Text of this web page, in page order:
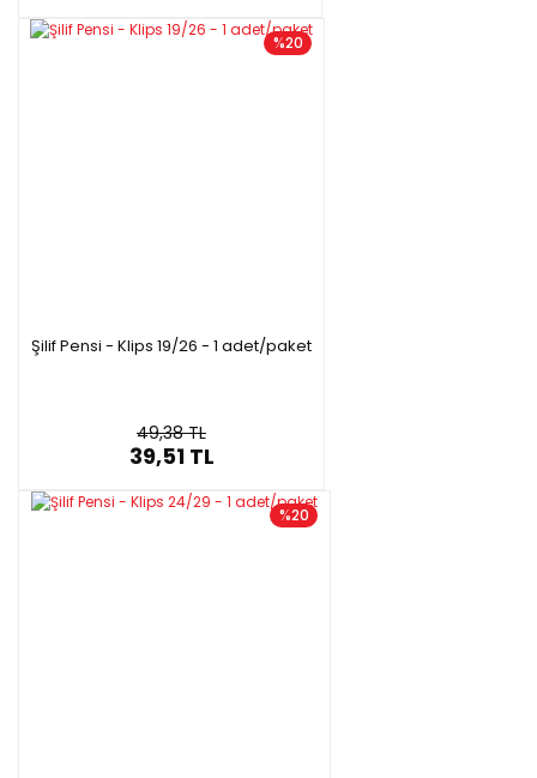
%20
Şilif Pensi - Klips 19/26 - 1 adet/paket
49,38 TL
39,51 TL
%20